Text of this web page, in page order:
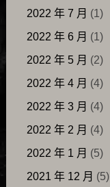
2022 年 7 月 (1)
2022 年 6 月 (1)
2022 年 5 月 (2)
2022 年 4 月 (4)
2022 年 3 月 (4)
2022 年 2 月 (4)
2022 年 1 月 (5)
2021 年 12 月 (5)